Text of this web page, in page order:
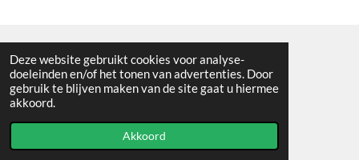
Deze website gebruikt cookies voor analyse-
doeleinden en/of het tonen van advertenties. Door
gebruik te blijven maken van de site gaat u hiermee
akkoord.
Akkoord
Algemene voorwaarden
© 2021 - RC en mineralenshop Het vlinderpad